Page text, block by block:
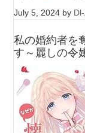
July 5, 2024 by
私の婚約者を
す～麗しの令